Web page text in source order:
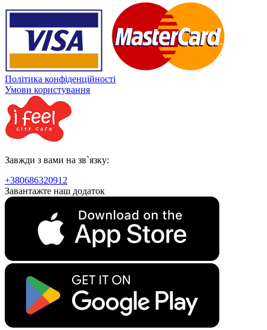
Політика конфіденційності
Умови користування
Завжди з вами на зв`язку:
+380686320912
Завантажте наш додаток